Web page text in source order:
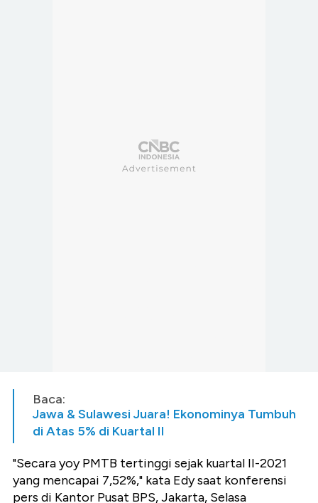
Baca:
Jawa & Sulawesi Juara! Ekonominya Tumbuh
di Atas 5% di Kuartal II
"Secara yoy PMTB tertinggi sejak kuartal II-2021
yang mencapai 7,52%," kata Edy saat konferensi
pers di Kantor Pusat BPS, Jakarta, Selasa